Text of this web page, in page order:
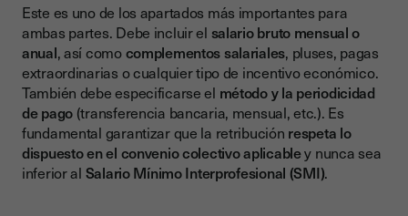
Este es uno de los apartados más importantes para
ambas partes. Debe incluir el salario bruto mensual o
anual, así comocomplementos salariales, pluses, pagas
extraordinarias o cualquier tipo de incentivo económico.
También debe especificarse el método y la periodicidad
de pago (transferencia bancaria, mensual, etc.). Es
fundamental garantizar que la retribución respeta lo
dispuesto en el convenio colectivo aplicabley nunca sea
inferior al Salario Mínimo Interprofesional (SMI).